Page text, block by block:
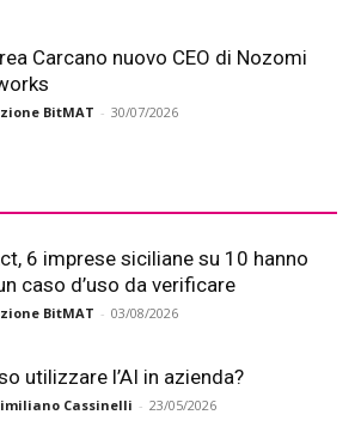
Carcano nuovo CEO di Nozomi
BitMAT - 30/07/2026
6 imprese siciliane su 10 hanno
caso d’uso da verificare
BitMAT - 03/08/2026
utilizzare l’AI in azienda?
Cassinelli - 23/05/2026